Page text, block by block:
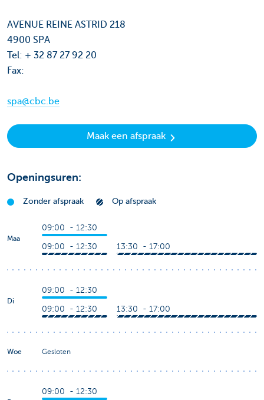
AVENUE REINE ASTRID 218
4900 SPA
Tel: + 32 87 27 92 20
Fax:
spa@cbc.be
Maak een afspraak
Openingsuren:
Zonder afspraak Op afspraak
Maa
09:00 - 12:30
09:00 - 12:30 13:30 - 17:00
Di
09:00 - 12:30
09:00 - 12:30 13:30 - 17:00
Woe Gesloten
09:00 - 12:30